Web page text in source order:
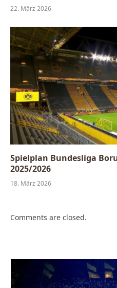
22. März 2026
Spielplan Bundesliga
2025/2026
18. März 2026
Comments are closed.